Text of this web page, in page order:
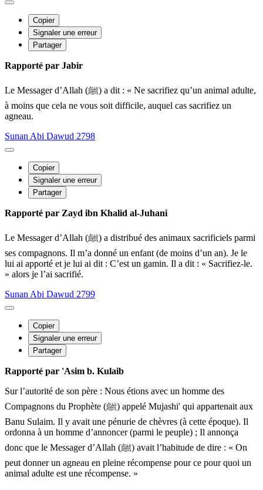
Copier
Signaler une erreur
Partager
Rapporté par Jabir
Le Messager d’Allah (ﷺ) a dit : « Ne sacrifiez qu’un animal adulte,
à moins que cela ne vous soit difficile, auquel cas sacrifiez un
agneau.
Sunan Abi Dawud 2798
Copier
Signaler une erreur
Partager
Rapporté par Zayd ibn Khalid al-Juhani
Le Messager d’Allah (ﷺ) a distribué des animaux sacrificiels parmi
ses compagnons. Il m’a donné un enfant (de moins d’un an). Je le
lui ai apporté et je lui ai dit : C’est un gamin. Il a dit : « Sacrifiez-le.
» alors je l’ai sacrifié.
Sunan Abi Dawud 2799
Copier
Signaler une erreur
Partager
Rapporté par 'Asim b. Kulaib
Sur l’autorité de son père : Nous étions avec un homme des
Compagnons du Prophète (ﷺ) appelé Mujashi' qui appartenait aux
Banu Sulaim. Il y avait une pénurie de chèvres (à cette époque). Il
ordonna à un homme d’annoncer (parmi le peuple) ; Il annonça
donc que le Messager d’Allah (ﷺ) avait l’habitude de dire : « On
peut donner un agneau en pleine récompense pour ce pour quoi un
animal adulte est une récompense. »